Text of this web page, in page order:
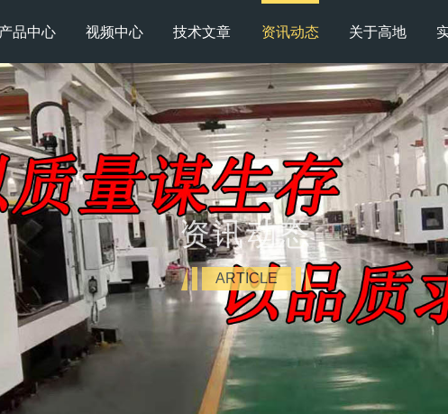
产品中心 视频中心 技术文章 资讯动态 关于高地
资讯动态
ARTICLE